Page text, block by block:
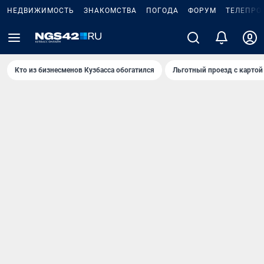
НЕДВИЖИМОСТЬ ЗНАКОМСТВА ПОГОДА ФОРУМ
Кто из бизнесменов Кузбасса обогатился Льготный проезд с